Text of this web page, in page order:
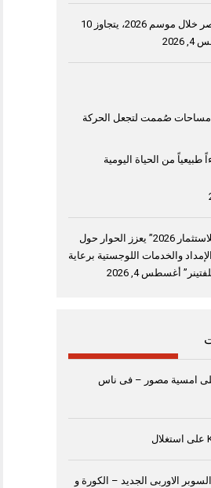
إنتاج القمح في مصر خلال موسم 2026، يتجاوز 10
2026
صُممت لتجعل الحركة
طبيعياً من الحياة اليومية
“منتدى الشارقة للاستثمار 2026” يعزز الحوار حول
والخدمات اللوجستية برعاية
أغسطس 4, 2026
امسية مصور – فى ناس
على استغلال
الاوربى الجديد – الكورة و